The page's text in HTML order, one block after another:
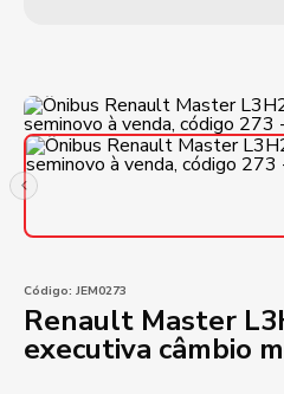
Código: JEM0273
Renault Master
executiva câmbio